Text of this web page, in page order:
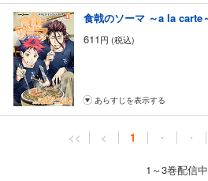
611円 (税込)
あらすじを表示する
<< < 1 ・ ・
1～3巻配信中